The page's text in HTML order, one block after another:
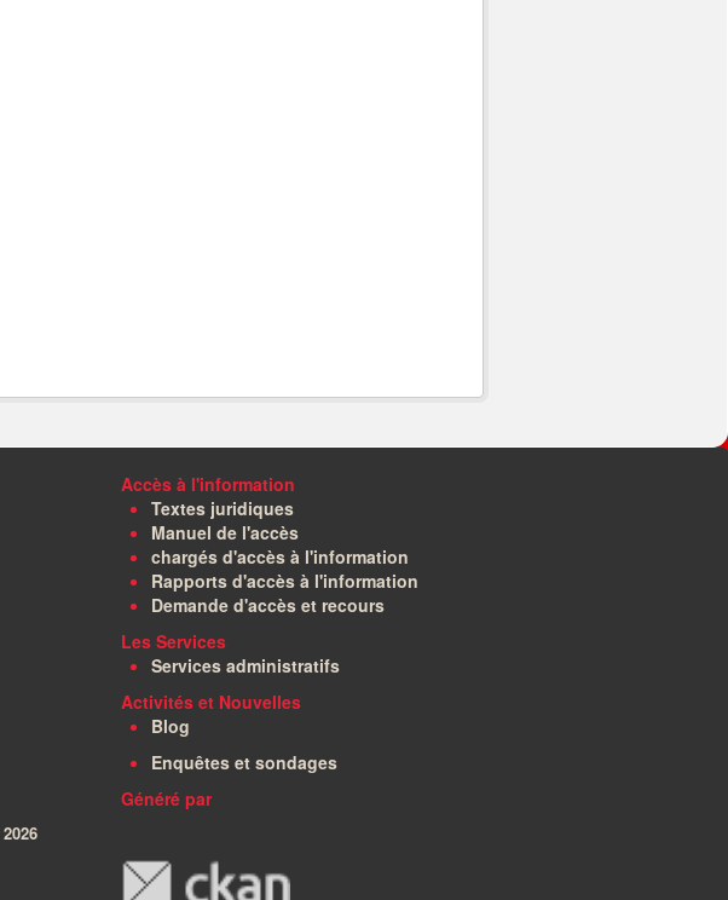
2026
Accès à l'information
Textes juridiques
Manuel de l'accès
chargés d'accès à l'information
Rapports d'accès à l'information
Demande d'accès et recours
Les Services
Services administratifs
Activités et Nouvelles
Blog
Enquêtes et sondages
Généré par